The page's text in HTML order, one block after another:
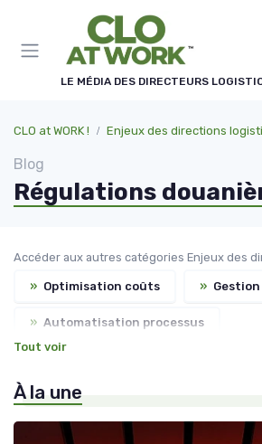
LE MÉDIA DES DIRECTEURS
CLO at WORK ! Enjeux des directions
Blog
Régulations
Accéder aux autres catégories Enjeux des
» Optimisation coûts »
» Automatisation processus
» Sécurité marchandises
Formation continue
Tout voir
À la une
Panneau de gestion des cookies